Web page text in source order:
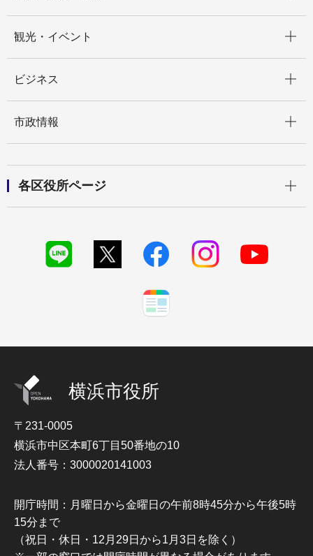
観光・イベント
ビジネス
市政情報
各区役所ページ
横浜市役所
〒231-0005
横浜市中区本町6丁目50番地の10
法人番号：3000020141003
開庁時間：月曜日から金曜日の午前8時45分から午後5時
15分まで
（祝日・休日・12月29日から1月3日を除く）